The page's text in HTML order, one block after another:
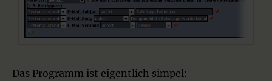
Das Programm ist eigentlich simpel: